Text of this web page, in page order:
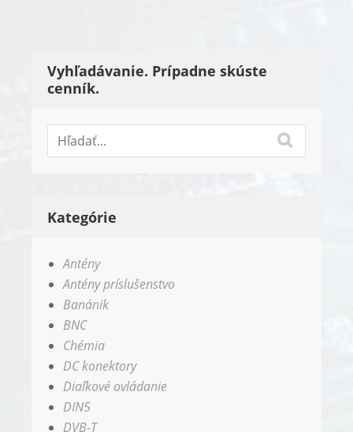
Vyhľadávanie. Prípadne skúste
cenník.
Kategórie
Antény
Antény príslušenstvo
Banánik
BNC
Chémia
DC konektory
Diaľkové ovládanie
DIN5
DVB-T